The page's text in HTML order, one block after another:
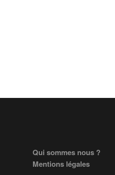
FooterQui sommes nous ?
Mentions légales